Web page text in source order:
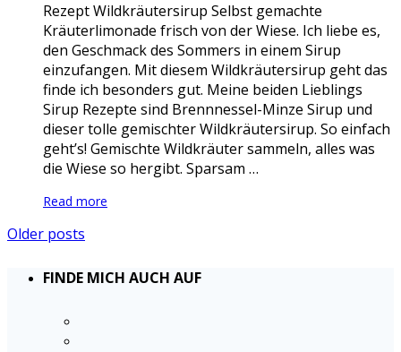
Rezept Wildkräutersirup Selbst gemachte
Kräuterlimonade frisch von der Wiese. Ich liebe es,
den Geschmack des Sommers in einem Sirup
einzufangen. Mit diesem Wildkräutersirup geht das
finde ich besonders gut. Meine beiden Lieblings
Sirup Rezepte sind Brennnessel-Minze Sirup und
dieser tolle gemischter Wildkräutersirup. So einfach
geht’s! Gemischte Wildkräuter sammeln, alles was
die Wiese so hergibt. Sparsam …
Read more
Older posts
FINDE MICH AUCH AUF